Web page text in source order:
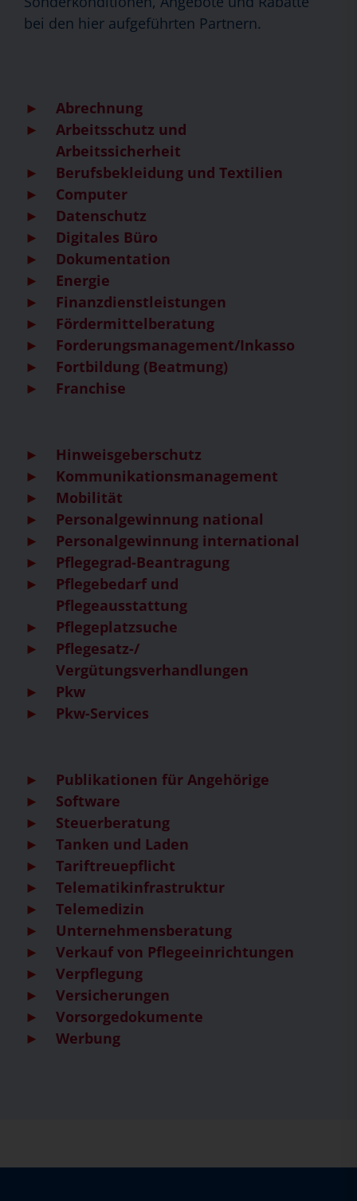
bei den hier aufgeführten Partnern.
Abrechnung
Arbeitsschutz und
Arbeitssicherheit
Berufsbekleidung und Textilien
Computer
Datenschutz
Digitales Büro
Dokumentation
Energie
Finanzdienstleistungen
Fördermittelberatung
Forderungsmanagement/Inkasso
Fortbildung (Beatmung)
Franchise
Hinweisgeberschutz
Kommunikationsmanagement
Mobilität
Personalgewinnung national
Personalgewinnung international
Pflegegrad-Beantragung
Pflegebedarf und
Pflegeausstattung
Pflegeplatzsuche
Pflegesatz-/
Vergütungsverhandlungen
Pkw
Pkw-Services
Publikationen für Angehörige
Software
Steuerberatung
Tanken und Laden
Tariftreuepflicht
Telematikinfrastruktur
Telemedizin
Unternehmensberatung
Verkauf von Pflegeeinrichtungen
Verpflegung
Versicherungen
Vorsorgedokumente
Werbung